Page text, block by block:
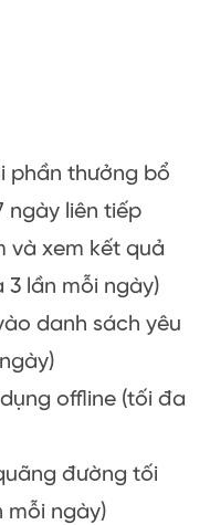
phần thưởng bổ
ngày liên tiếp
và xem kết quả
3 lần mỗi ngày)
danh sách yêu
offline (tối đa
đường tối
mỗi ngày)